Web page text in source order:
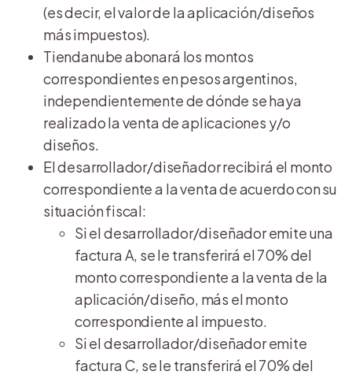
(es decir, el valor de la aplicación/diseños
más impuestos).
Tiendanube abonará los montos
correspondientes en pesos argentinos,
independientemente de dónde se haya
realizado la venta de aplicaciones y/o
diseños.
El desarrollador/diseñador recibirá el monto
correspondiente a la venta de acuerdo con su
situación fiscal:
Si el desarrollador/diseñador emite una
factura A, se le transferirá el 70% del
monto correspondiente a la venta de la
aplicación/diseño, más el monto
correspondiente al impuesto.
Si el desarrollador/diseñador emite
factura C, se le transferirá el 70% del